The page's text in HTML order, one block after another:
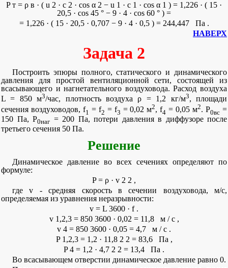
P т = ρ в · ( u 2 · c 2 · cos α 2 − u 1 · c 1 · cos α 1 ) = 1,226 · ( 15 ·
20,5 · cos 45 ° − 9 · 4 · cos 60 ° ) =
= 1,226 · ( 15 · 20,5 · 0,707 − 9 · 4 · 0,5 ) = 244,447 Па .
НАВЕРХ
Задача 2
Построить эпюры полного, статического и динамического
давления для простой вентиляционной сети, состоящей из
всасывающего и нагнетательного воздуховода. Расход воздуха
L = 850 м3/час, плотность воздуха ρ = 1,2 кг/м3, площади
сечения воздуховодов, f1 = f2 = f3 = 0,02 м2, f4 = 0,05 м2. P0вс =
150 Па, P0наг = 200 Па, потери давления в диффузоре после
третьего сечения 50 Па.
Решение
Динамическое давление во всех сечениях определяют по
формуле:
P = ρ · v 2 2 ,
где v - средняя скорость в сечении воздуховода, м/c,
определяемая из уравнения неразрывности:
v = L 3600 · f .
v 1,2,3 = 850 3600 · 0,02 = 11,8 м / с ,
v 4 = 850 3600 · 0,05 = 4,7 м / с .
P 1,2,3 = 1,2 · 11,8 2 2 = 83,6 Па ,
P 4 = 1,2 · 4,7 2 2 = 13,4 Па .
Во всасывающем отверстии динамическое давление равно 0.